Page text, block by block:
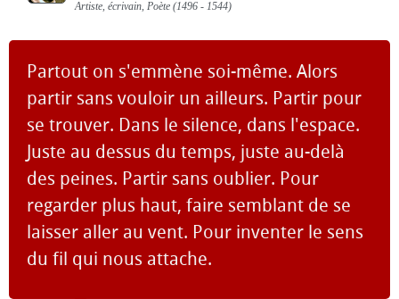
Artiste, écrivain, Poète (1496 - 1544)
Partout on s'emmène soi-même. Alors
partir sans vouloir un ailleurs. Partir pour
se trouver. Dans le silence, dans l'espace.
Juste au dessus du temps, juste au-delà
des peines. Partir sans oublier. Pour
regarder plus haut, faire semblant de se
laisser aller au vent. Pour inventer le sens
du fil qui nous attache.